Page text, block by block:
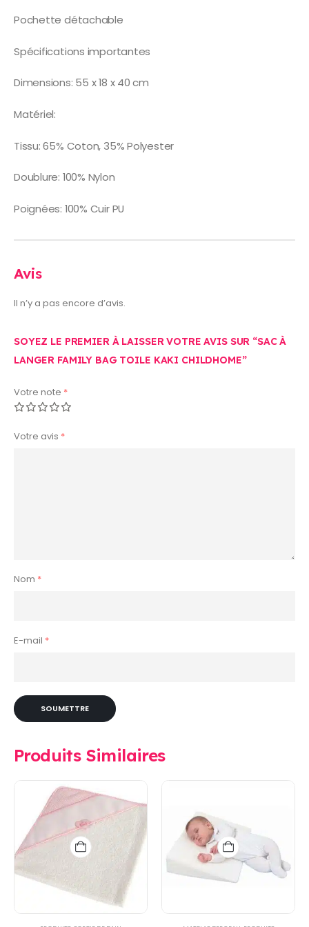
Pochette détachable
Spécifications importantes
Dimensions: 55 x 18 x 40 cm
Matériel:
Tissu: 65% Coton, 35% Polyester
Doublure: 100% Nylon
Poignées: 100% Cuir PU
Avis
Il n’y a pas encore d’avis.
SOYEZ LE PREMIER À LAISSER VOTRE AVIS SUR “SAC À
LANGER FAMILY BAG TOILE KAKI CHILDHOME”
Votre note *
Votre avis *
Nom *
E-mail *
Produits Similaires